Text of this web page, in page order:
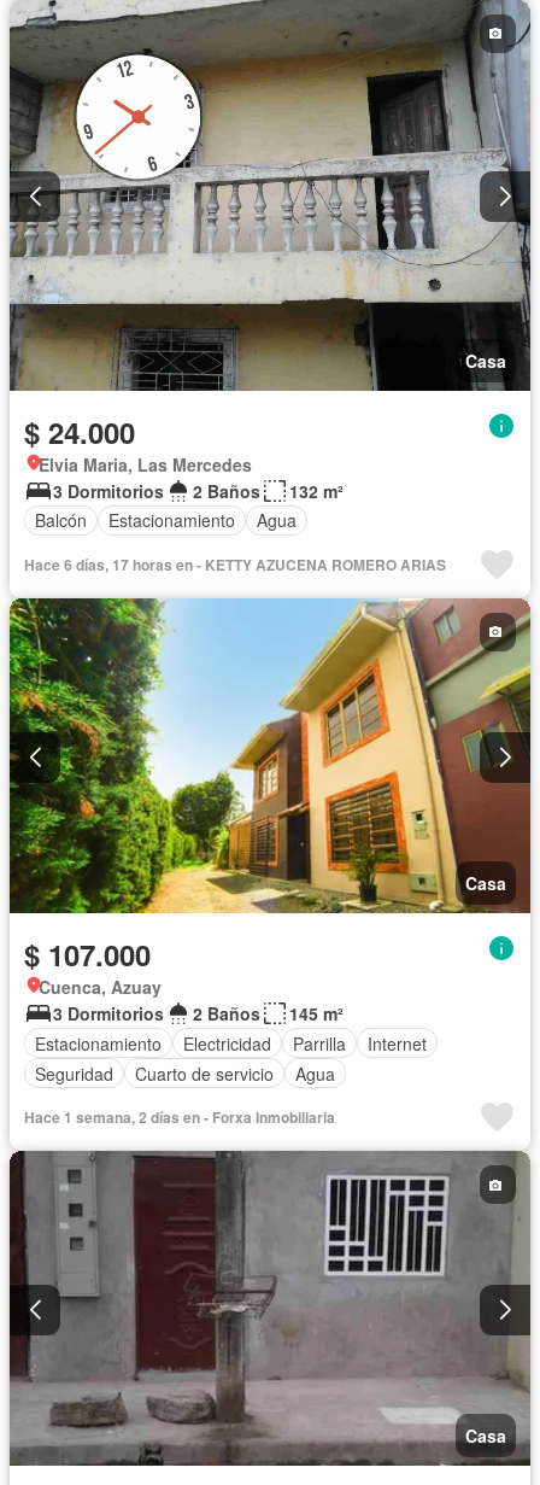
Casa
$ 24.000
Elvia Maria, Las Mercedes
3 Dormitorios
2 Baños
132 m²
Balcón
Estacionamiento Agua
Hace 6 días, 17 horas en - KETTY AZUCENA ROMERO ARIAS
Casa
$ 107.000
Cuenca, Azuay
3 Dormitorios
2 Baños
145 m²
Estacionamiento
Electricidad Parrilla
Internet
Seguridad
Cuarto de servicio Agua
Hace 1 semana, 2 días en - Forxa Inmobiliaria
Casa